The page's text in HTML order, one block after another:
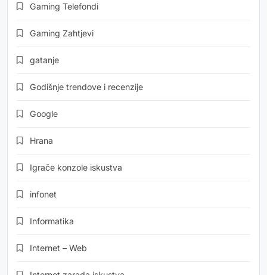
Gaming Telefondi
Gaming Zahtjevi
gatanje
Godišnje trendove i recenzije
Google
Hrana
Igrače konzole iskustva
infonet
Informatika
Internet – Web